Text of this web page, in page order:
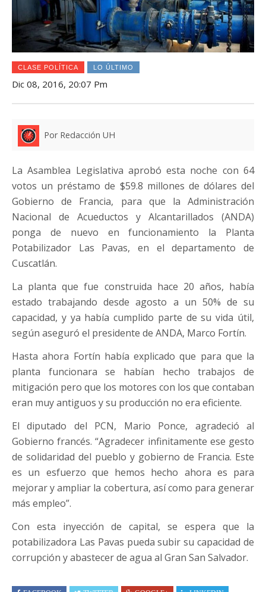
CLASE POLÍTICA LO ÚLTIMO
Dic 08, 2016, 20:07 Pm
Por Redacción UH
La Asamblea Legislativa aprobó esta noche con 64
votos un préstamo de $59.8 millones de dólares del
Gobierno de Francia, para que la Administración
Nacional de Acueductos y Alcantarillados (ANDA)
ponga de nuevo en funcionamiento la Planta
Potabilizador Las Pavas, en el departamento de
Cuscatlán.
La planta que fue construida hace 20 años, había
estado trabajando desde agosto a un 50% de su
capacidad, y ya había cumplido parte de su vida útil,
según aseguró el presidente de ANDA, Marco Fortín.
Hasta ahora Fortín había explicado que para que la
planta funcionara se habían hecho trabajos de
mitigación pero que los motores con los que contaban
eran muy antiguos y su producción no era eficiente.
El diputado del PCN, Mario Ponce, agradeció al
Gobierno francés. “Agradecer infinitamente ese gesto
de solidaridad del pueblo y gobierno de Francia. Este
es un esfuerzo que hemos hecho ahora es para
mejorar y ampliar la cobertura, así como para generar
más empleo”.
Con esta inyección de capital, se espera que la
potabilizadora Las Pavas pueda subir su capacidad de
corrupción y abastecer de agua al Gran San Salvador.